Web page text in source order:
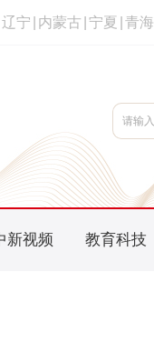
辽宁 内蒙古 宁夏 青海
新视频 教育科技